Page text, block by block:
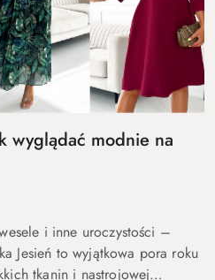
wyglądać modnie na
i inne uroczystości –
Jesień to wyjątkowa pora roku
tkanin i nastrojowej